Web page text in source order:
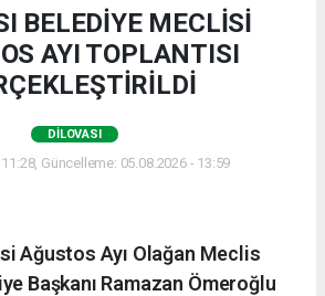
BELEDİYE MECLİSİ
AYI TOPLANTISI
DILOVASI
Güncelleme: 05.08.2026 - 13:59
Ağustos Ayı Olağan Meclis
Başkanı Ramazan Ömeroğlu